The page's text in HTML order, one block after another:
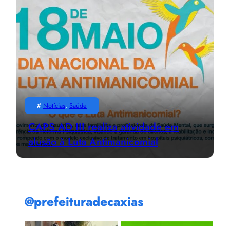
# Notícias, Saúde
CAPS AD III realiza atividade em
alusão à Luta Antimanicomial
@prefeituradecaxias